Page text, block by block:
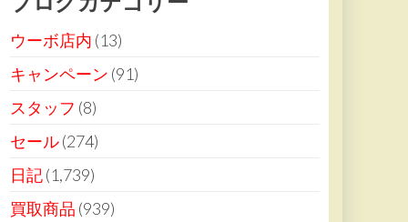
ウーボ店内 (13)
キャンペーン (91)
スタッフ (8)
セール(274)
日記(1,739)
買取商品 (939)